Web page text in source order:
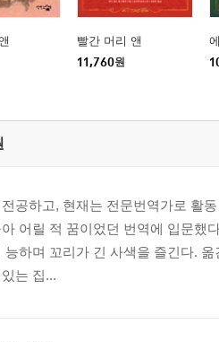
빨간 머리 앤
11,760원
공하고, 현재는 전문번역가로 활
어릴 적 꿈이었던 번역에 입문했
능하며 꼬리가 긴 사색을 즐긴다.
는 집...